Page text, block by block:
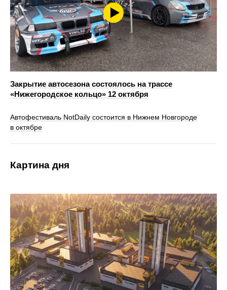
Закрытие автосезона состоялось на трассе
«Нижегородское кольцо» 12 октября
Автофестиваль NotDaily состоится в Нижнем Новгороде
в октябре
Картина дня